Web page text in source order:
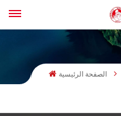
الصفحة الرئيسية